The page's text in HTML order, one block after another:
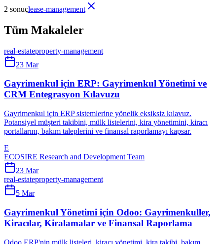
2 sonuçlease-management
Tüm Makaleler
real-estateproperty-management
23 Mar
Gayrimenkul için ERP: Gayrimenkul Yönetimi ve
CRM Entegrasyon Kılavuzu
Gayrimenkul için ERP sistemlerine yönelik eksiksiz kılavuz.
Potansiyel müşteri takibini, mülk listelerini, kira yönetimini, kiracı
portallarını, bakım taleplerini ve finansal raporlamayı kapsar.
E
ECOSIRE Research and Development Team
23 Mar
real-estateproperty-management
5 Mar
Gayrimenkul Yönetimi için Odoo: Gayrimenkuller,
Kiracılar, Kiralamalar ve Finansal Raporlama
Odoo ERP'nin mülk listeleri, kiracı yönetimi, kira takibi, bakım